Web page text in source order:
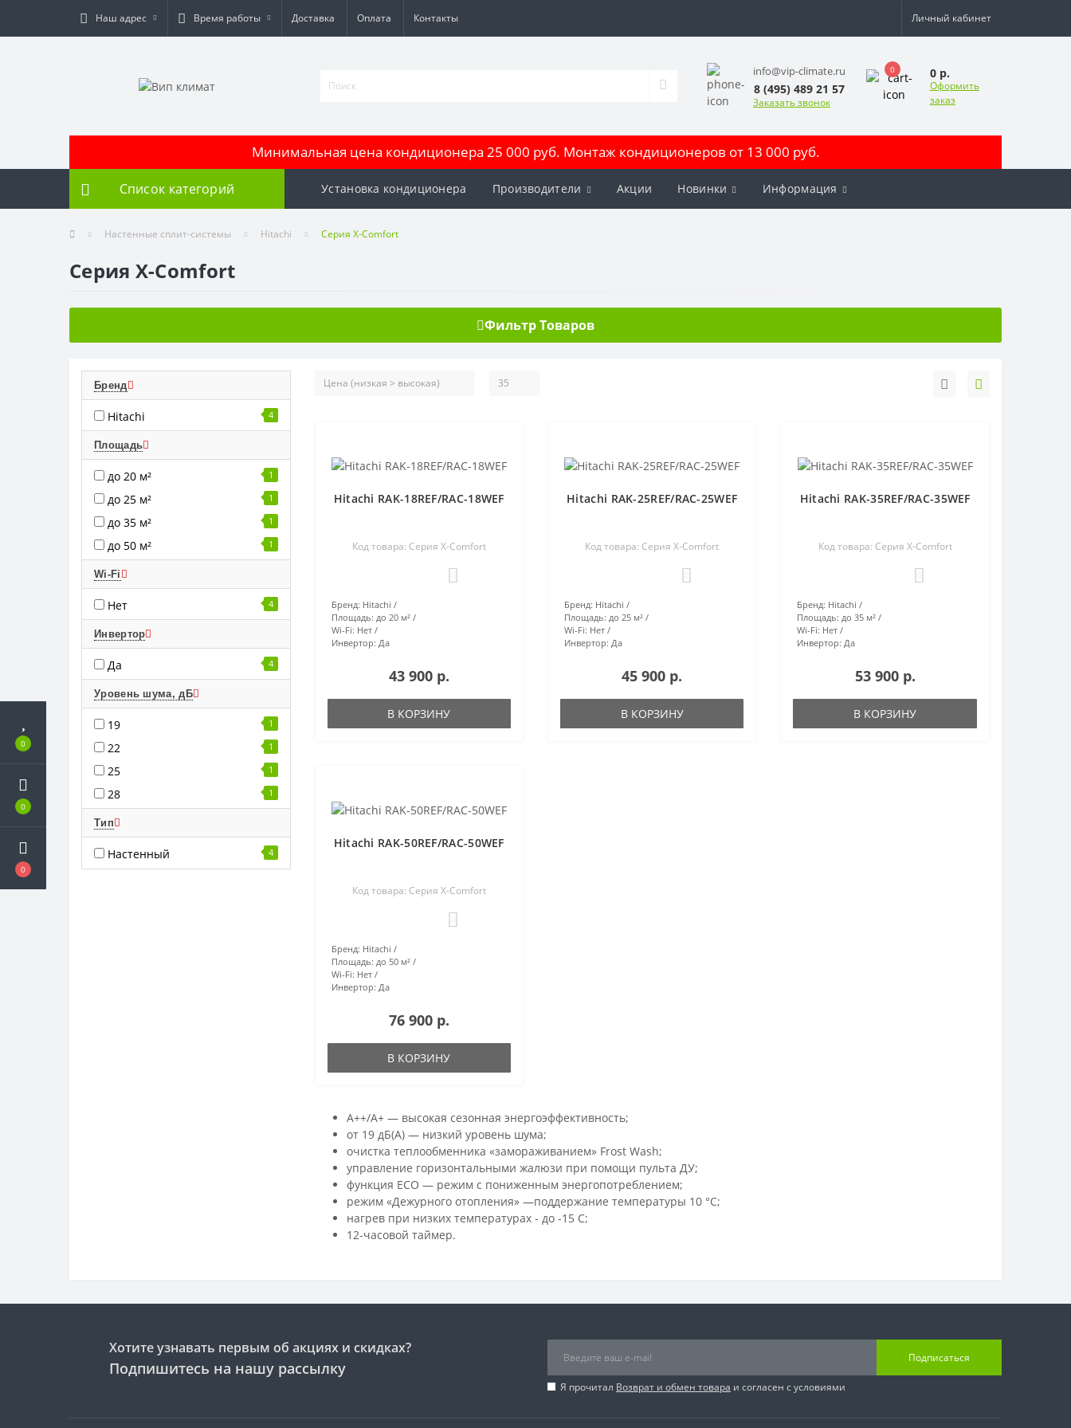
0
0
0
Наш адрес Время работы Доставка Оплата Контакты Личный кабинет
info@vip-climate.ru
8 (495) 489 21 57
Заказать звонок
0 0 р.
Оформить
заказ
Минимальная цена кондиционера 25 000 руб. Монтаж кондиционеров от 13 000 руб.
Список категорий Установка кондиционера Производители Акции Новинки Информация
Настенные сплит-системы Hitachi Серия X-Comfort
Серия X-Comfort
Фильтр Товаров
Бренд
Hitachi 4
Площадь
до 20 м² 1
до 25 м² 1
до 35 м² 1
до 50 м² 1
Wi-Fi
Нет 4
Инвертор
Да 4
Уровень шума, дБ
19 1
22 1
25 1
28 1
Тип
Настенный 4
Hitachi RAK-18REF/RAC-18WEF
Код товара: Серия X-Comfort
Бренд: Hitachi
Площадь: до 20 м²
Wi-Fi: Нет
Инвертор: Да
43 900 р.
В КОРЗИНУ
Hitachi RAK-25REF/RAC-25WEF
Код товара: Серия X-Comfort
Бренд: Hitachi
Площадь: до 25 м²
Wi-Fi: Нет
Инвертор: Да
45 900 р.
В КОРЗИНУ
Hitachi RAK-35REF/RAC-35WEF
Код товара: Серия X-Comfort
Бренд: Hitachi
Площадь: до 35 м²
Wi-Fi: Нет
Инвертор: Да
53 900 р.
В КОРЗИНУ
Hitachi RAK-50REF/RAC-50WEF
Код товара: Серия X-Comfort
Бренд: Hitachi
Площадь: до 50 м²
Wi-Fi: Нет
Инвертор: Да
76 900 р.
В КОРЗИНУ
A++/A+ — высокая сезонная энергоэффективность;
от 19 дБ(А) — низкий уровень шума;
очистка теплообменника «замораживанием» Frost Wash;
управление горизонтальными жалюзи при помощи пульта ДУ;
функция ECO — режим с пониженным энергопотреблением;
режим «Дежурного отопления» —поддержание температуры 10 °C;
нагрев при низких температурах - до -15 С;
12-часовой таймер.
Хотите узнавать первым об акциях и скидках?
Подпишитесь на нашу рассылку
Подписаться
Я прочитал Возврат и обмен товара и согласен с условиями